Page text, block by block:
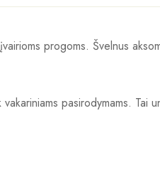
progoms. Švelnus
pasirodymams. Tai